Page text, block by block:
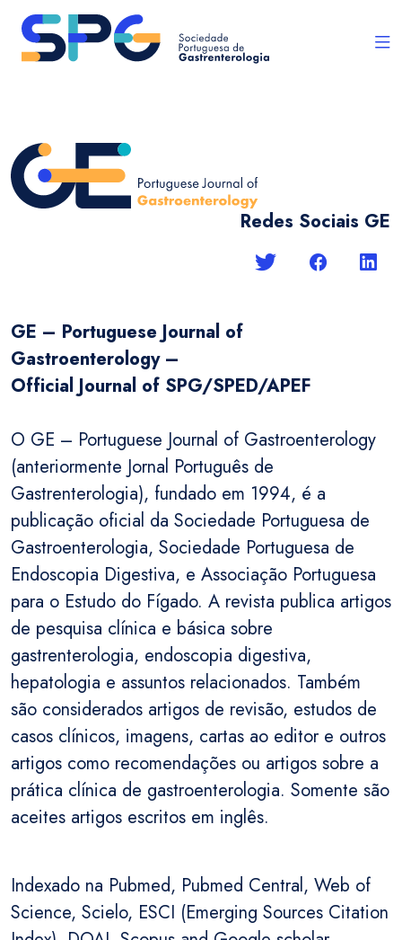
Redes Sociais GE
GE – Portuguese Journal of
Gastroenterology –
Official Journal of SPG/SPED/APEF
O GE – Portuguese Journal of Gastroenterology
(anteriormente Jornal Português de
Gastrenterologia), fundado em 1994, é a
publicação oficial da Sociedade Portuguesa de
Gastroenterologia, Sociedade Portuguesa de
Endoscopia Digestiva, e Associação Portuguesa
para o Estudo do Fígado. A revista publica artigos
de pesquisa clínica e básica sobre
gastrenterologia, endoscopia digestiva,
hepatologia e assuntos relacionados. Também
são considerados artigos de revisão, estudos de
casos clínicos, imagens, cartas ao editor e outros
artigos como recomendações ou artigos sobre a
prática clínica de gastroenterologia. Somente são
aceites artigos escritos em inglês.
Indexado na Pubmed, Pubmed Central, Web of
Science, Scielo, ESCI (Emerging Sources Citation